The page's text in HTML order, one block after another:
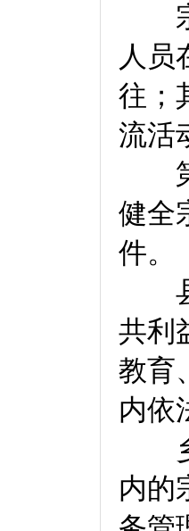
宗
人员
往；
流活
第
健全
件。
县
共利
教育
内依
乡
内的